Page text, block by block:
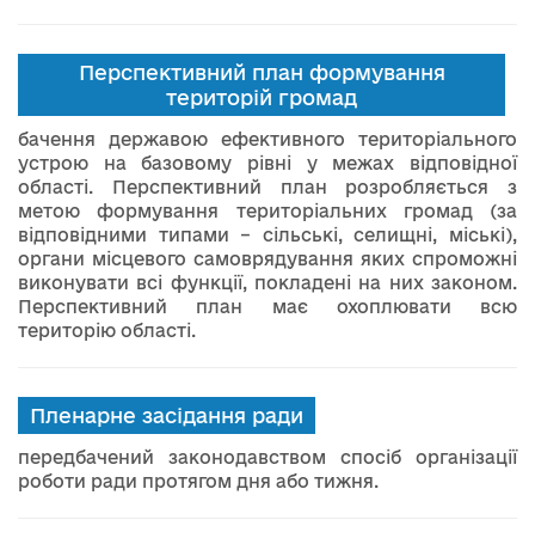
Перспективний план формування
територій громад
бачення державою ефективного територіального
устрою на базовому рівні у межах відповідної
області. Перспективний план розробляється з
метою формування територіальних громад (за
відповідними типами – сільські, селищні, міські),
органи місцевого самоврядування яких спроможні
виконувати всі функції, покладені на них законом.
Перспективний план має охоплювати всю
територію області.
Пленарне засідання ради
передбачений законодавством спосіб організації
роботи ради протягом дня або тижня.